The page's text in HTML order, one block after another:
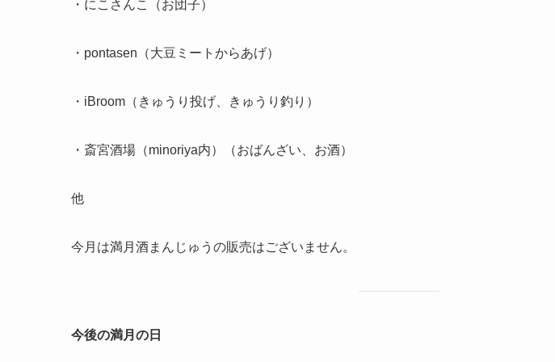
・にこさんこ（お団子）
・pontasen（大豆ミートからあげ）
・iBroom（きゅうり投げ、きゅうり釣り）
・斎宮酒場（minoriya内）（おばんざい、お酒）
他
今月は満月酒まんじゅうの販売はございません。
今後の満月の日